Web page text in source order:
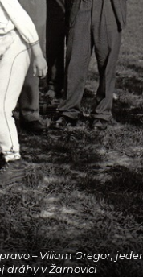
– Viliam Gregor,
dráhy v Žarnovici